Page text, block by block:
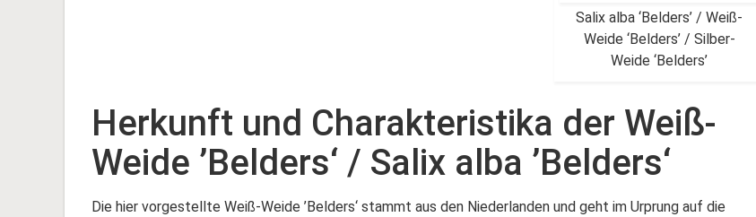
Salix alba ‘Belders’ / Weiß-
Weide ‘Belders’ / Silber-
Weide ‘Belders’
Herkunft und Charakteristika der Weiß-
Weide ’Belders‘ / Salix alba ’Belders‘
Die hier vorgestellte Weiß-Weide ’Belders‘ stammt aus den Niederlanden und geht im Urprung auf die